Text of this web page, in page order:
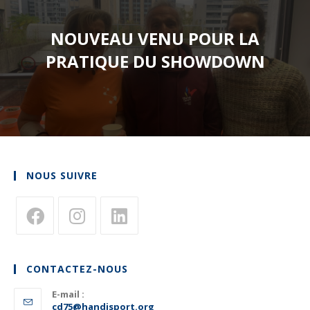
NOUVEAU VENU POUR LA
PRATIQUE DU SHOWDOWN
NOUS SUIVRE
un
un
nouvel
un
CONTACTEZ-NOUS
E-mail :
cd75@handisport.org